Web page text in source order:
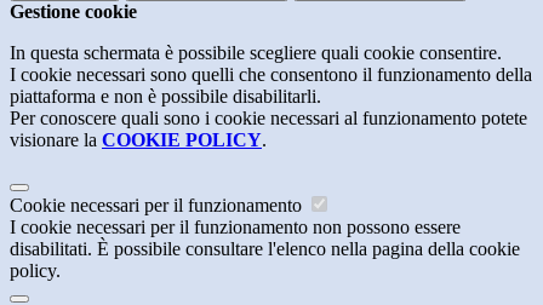
Gestione cookie
In questa schermata è possibile scegliere quali cookie consentire.
I cookie necessari sono quelli che consentono il funzionamento della
piattaforma e non è possibile disabilitarli.
Per conoscere quali sono i cookie necessari al funzionamento potete
visionare la COOKIE POLICY.
Cookie necessari per il funzionamento
I cookie necessari per il funzionamento non possono essere
disabilitati. È possibile consultare l'elenco nella pagina della cookie
policy.